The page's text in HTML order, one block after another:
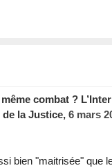
combat ?
la Justice, 6 mars
bien "maitrisée" que